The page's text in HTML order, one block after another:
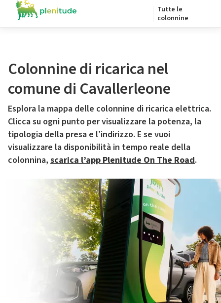
Tutte le
colonnine
Colonnine di ricarica nel
comune di Cavallerleone
Esplora la mappa delle colonnine di ricarica elettrica.
Clicca su ogni punto per visualizzare la potenza, la
tipologia della presa e l’indirizzo. E se vuoi
visualizzare la disponibilità in tempo reale della
colonnina, scarica l’app Plenitude On The Road.